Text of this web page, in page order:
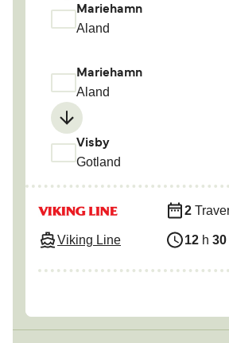
Mariehamn
Aland
Mariehamn
Aland
Visby
Gotland
Viking Line
2
12 h 30